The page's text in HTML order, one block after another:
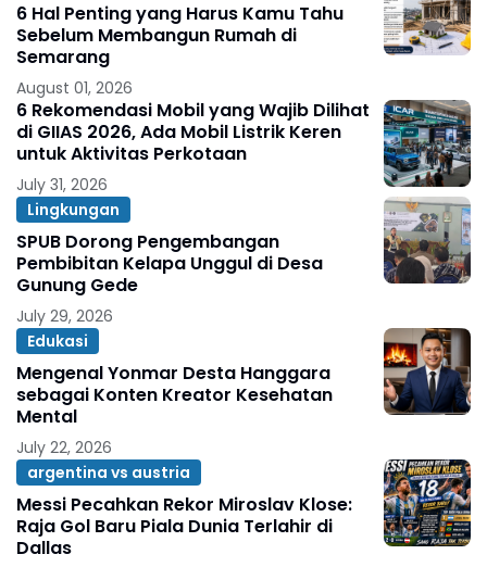
6 Hal Penting yang Harus Kamu Tahu
Sebelum Membangun Rumah di
Semarang
August 01, 2026
6 Rekomendasi Mobil yang Wajib Dilihat
di GIIAS 2026, Ada Mobil Listrik Keren
untuk Aktivitas Perkotaan
July 31, 2026
Lingkungan
SPUB Dorong Pengembangan
Pembibitan Kelapa Unggul di Desa
Gunung Gede
July 29, 2026
Edukasi
Mengenal Yonmar Desta Hanggara
sebagai Konten Kreator Kesehatan
Mental
July 22, 2026
argentina vs austria
Messi Pecahkan Rekor Miroslav Klose:
Raja Gol Baru Piala Dunia Terlahir di
Dallas